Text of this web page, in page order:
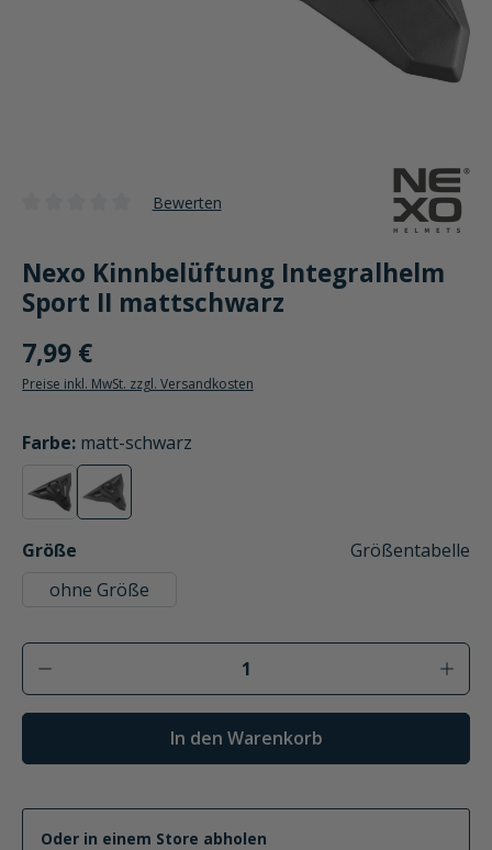
Bewerten
Nexo Kinnbelüftung Integralhelm
Sport II mattschwarz
7,99 €
Preise inkl. MwSt. zzgl. Versandkosten
Farbe
auswählen
: matt-schwarz
schwarz
(Diese Option ist zurzeit nicht verfügbar.)
matt-schwarz
(Diese Option ist zurzeit nicht verfügbar.)
Größe
auswählen
Größentabelle
ohne Größe
Produkt Anzahl: Gib den gewünschten
In den Warenkorb
Oder in einem Store abholen